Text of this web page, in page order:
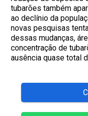
tubarões também
ao declínio da
novas pesquisas
dessas mudanças,
concentração de
ausência quase total